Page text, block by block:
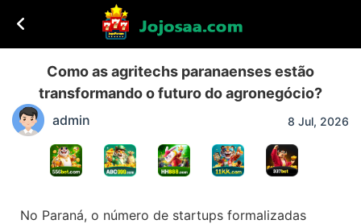
Como as agritechs paranaenses estão
transformando o futuro do agronegócio?
admin 8 Jul, 2026
No Paraná, o número de startups formalizadas